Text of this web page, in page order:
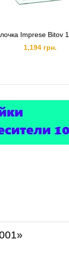
Imprese Bitov
1,194 грн.